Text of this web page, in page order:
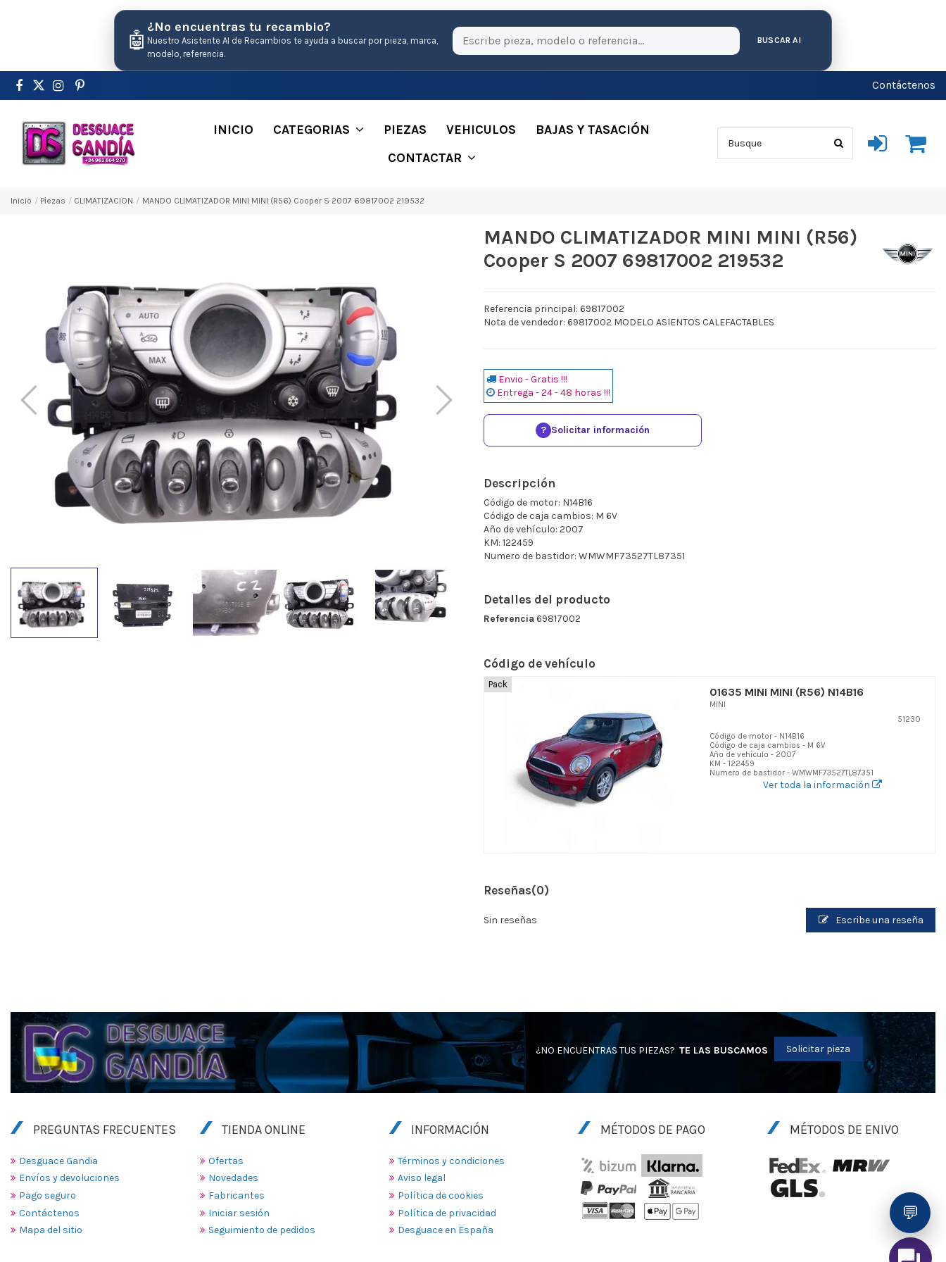
🤖
¿No encuentras tu recambio?
Nuestro Asistente AI de Recambios te ayuda a buscar por pieza, marca,
modelo, referencia.
BUSCAR AI
Contáctenos
INICIO CATEGORIAS PIEZAS VEHICULOS
BAJAS Y TASACIÓN
CONTACTAR
Inicio Pіezas CLIMATIZACION MANDO CLIMATIZADOR MINI MINI (R56) Cooper S 2007 69817002 219532
MANDO CLIMATIZADOR MINI MINI (R56)
Cooper S 2007 69817002 219532
Referencia principal: 69817002
Nota de vendedor: 69817002 MODELO ASIENTOS CALEFACTABLES
Envio - Gratis !!!
Entrega - 24 - 48 horas !!!
? Solicitar información
Descripción
Código de motor: N14B16
Código de caja cambios: M 6V
Año de vehículo: 2007
KM: 122459
Numero de bastidor: WMWMF73527TL87351
Detalles del producto
Referencia 69817002
Código de vehículo
Pack
01635 MINI MINI (R56) N14B16
MINI
51230
Código de motor - N14B16
Código de caja cambios - M 6V
Año de vehículo - 2007
KM - 122459
Numero de bastidor - WMWMF73527TL87351
Ver toda la información
Reseñas(0)
Sin reseñas Escribe una reseña
¿NO ENCUENTRAS TUS PIEZAS? TE LAS BUSCAMOS Solicitar pieza
PREGUNTAS FRECUENTES
Desguace Gandia
Envíos y devoluciones
Pago seguro
Contáctenos
Mapa del sitio
TIENDA ONLINE
Ofertas
Novedades
Fabricantes
Iniciar sesión
Seguimiento de pedidos
INFORMACIÓN
Términos y condiciones
Aviso legal
Política de cookies
Política de privacidad
Desguace en España
MÉTODOS DE PAGO MÉTODOS DE ENIVO
💬